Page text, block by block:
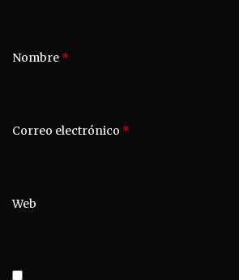
Nombre *
Correo electrónico *
Web